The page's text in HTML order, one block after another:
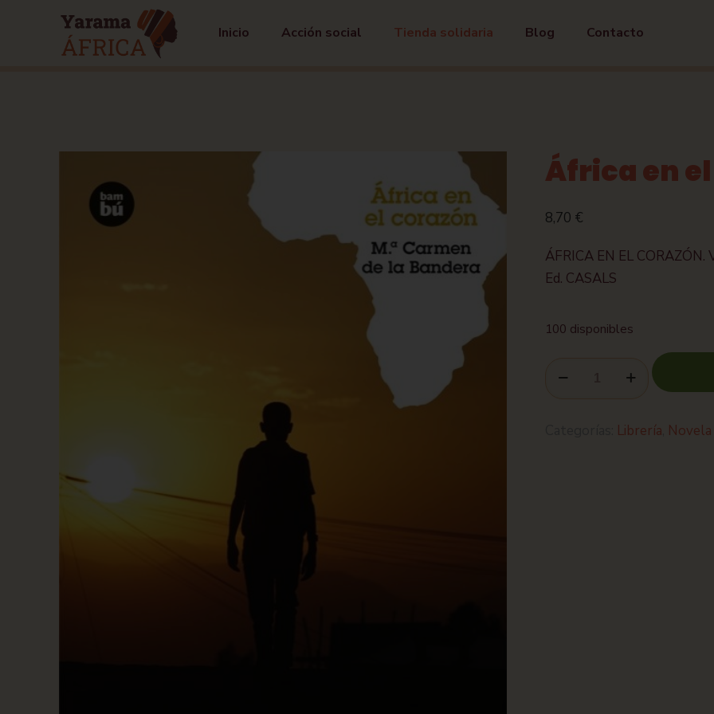
Inicio Acción social Tienda solidaria Blog Contacto
África en
8,70 €
ÁFRICA EN EL
Ed. CASALS
100 disponibles
Librería Novela